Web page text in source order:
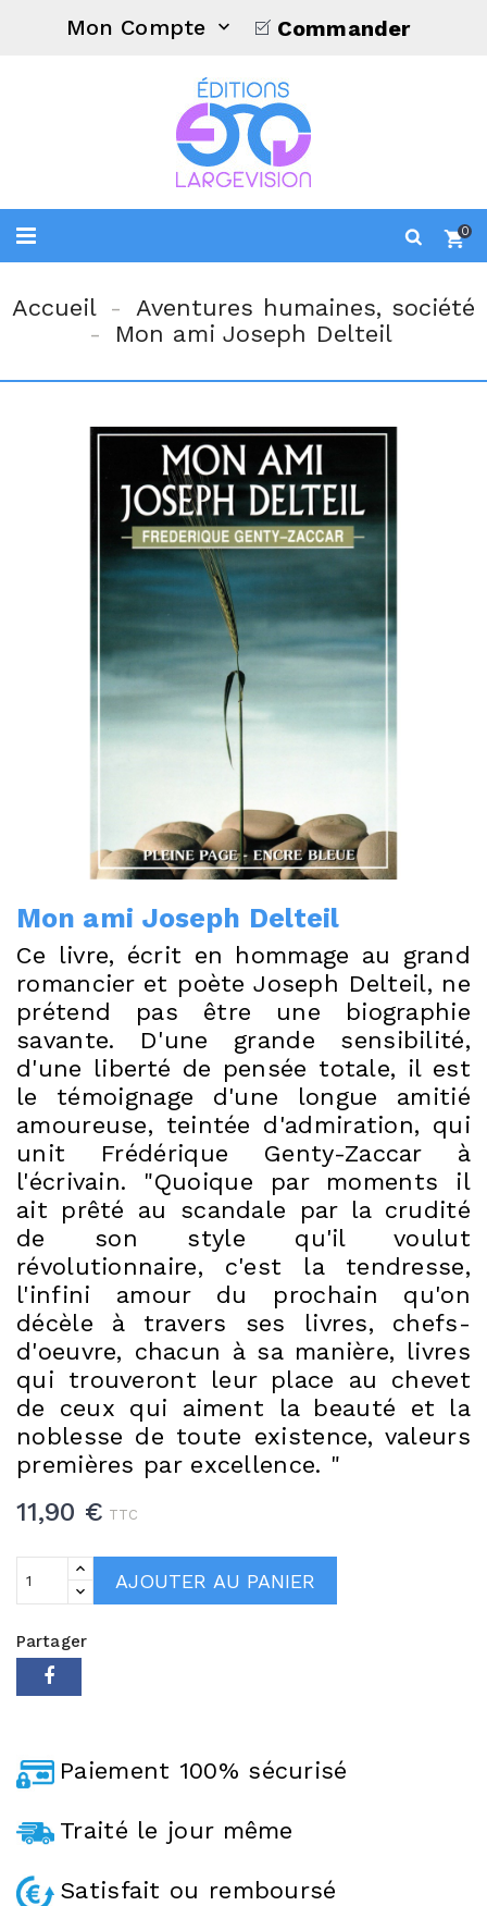
Mon Compte  Commander
0
Accueil
Aventures humaines, société
Mon ami Joseph Delteil
Mon ami Joseph Delteil
Ce livre, écrit en hommage au grand
romancier et poète Joseph Delteil, ne
prétend pas être une biographie
savante. D'une grande sensibilité,
d'une liberté de pensée totale, il est
le témoignage d'une longue amitié
amoureuse, teintée d'admiration, qui
unit Frédérique Genty-Zaccar à
l'écrivain. "Quoique par moments il
ait prêté au scandale par la crudité
de son style qu'il voulut
révolutionnaire, c'est la tendresse,
l'infini amour du prochain qu'on
décèle à travers ses livres, chefs-
d'oeuvre, chacun à sa manière, livres
qui trouveront leur place au chevet
de ceux qui aiment la beauté et la
noblesse de toute existence, valeurs
premières par excellence. "
11,90 € TTC
AJOUTER AU PANIER
Partager
Paiement 100% sécurisé
Traité le jour même
Satisfait ou remboursé